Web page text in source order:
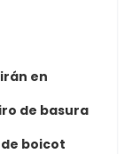
en
de basura
boicot